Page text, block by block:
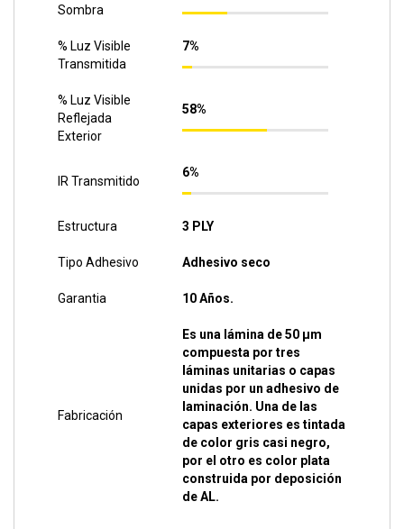
Sombra
% Luz Visible
Transmitida
7%
% Luz Visible
Reflejada
Exterior
58%
IR Transmitido
6%
Estructura 3 PLY
Tipo Adhesivo Adhesivo seco
Garantia 10 Años.
Fabricación
Es una lámina de 50 µm
compuesta por tres
láminas unitarias o capas
unidas por un adhesivo de
laminación. Una de las
capas exteriores es tintada
de color gris casi negro,
por el otro es color plata
construida por deposición
de AL.